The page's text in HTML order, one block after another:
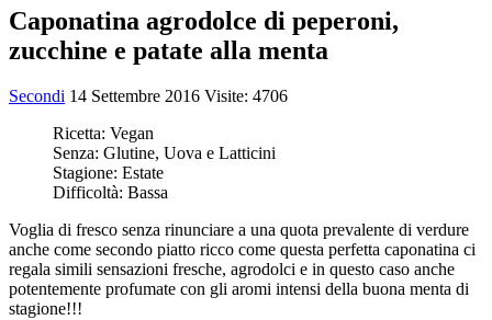
Caponatina agrodolce di peperoni,
zucchine e patate alla menta
Secondi 14 Settembre 2016 Visite: 4706
Ricetta: Vegan
Senza: Glutine, Uova e Latticini
Stagione: Estate
Difficoltà: Bassa
Voglia di fresco senza rinunciare a una quota prevalente di verdure
anche come secondo piatto ricco come questa perfetta caponatina ci
regala simili sensazioni fresche, agrodolci e in questo caso anche
potentemente profumate con gli aromi intensi della buona menta di
stagione!!!